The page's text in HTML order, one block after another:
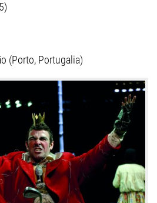
(Porto, Portugalia)